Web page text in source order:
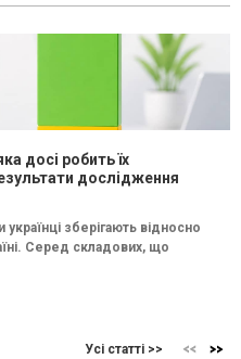
досі робить їх
дослідження
зберігають відносно
Серед складових, що
Усі статті >>